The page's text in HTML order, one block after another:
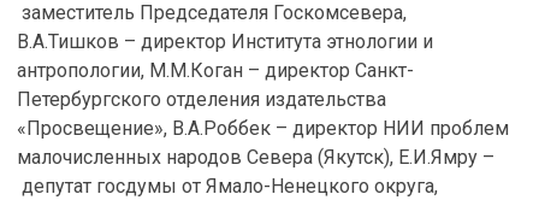
заместитель Председателя Госкомсевера,
В.А.Тишков – директор Института этнологии и
антропологии, М.М.Коган – директор Санкт-
Петербургского отделения издательства
«Просвещение», В.А.Роббек – директор НИИ проблем
малочисленных народов Севера (Якутск), Е.И.Ямру –
депутат госдумы от Ямало-Ненецкого округа,